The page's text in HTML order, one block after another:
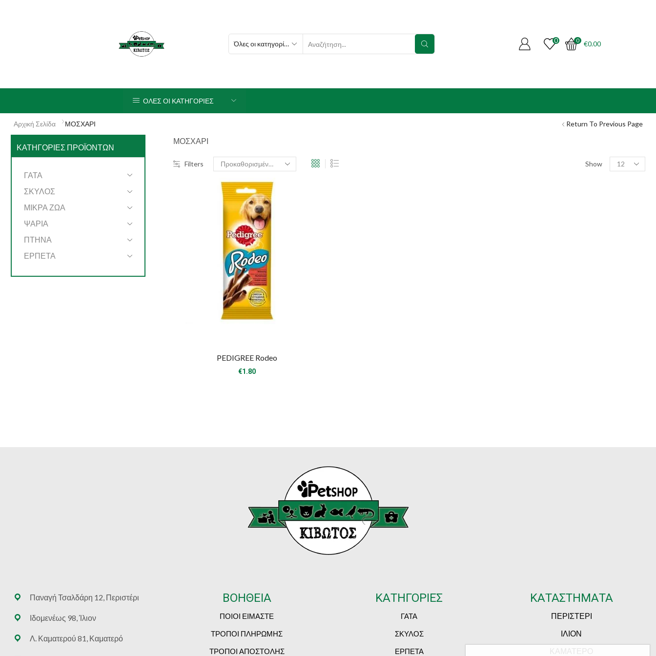
SEARCH
0 0 €0.00
ΟΛΕΣ ΟΙ ΚΑΤΗΓΟΡΙΕΣ
Αρχική Σελίδα ΜΟΣΧΑΡΙ Return To Previous Page
ΜΟΣΧΑΡΙ
Filters Show
Products
per
PEDIGREE Rodeo
€1.80
ΚΑΤΗΓΟΡΊΕΣ ΠΡΟΪΌΝΤΩΝ
ΓΑΤΑ
ΣΚΥΛΟΣ
ΜΙΚΡΑ ΖΩΑ
ΨΑΡΙΑ
ΠΤΗΝΑ
ΕΡΠΕΤΑ
Παναγή Τσαλδάρη 12, Περιστέρι
Ιδομενέως 98, Ίλιον
Λ. Καματερού 81, Καματερό
ΒΟΗΘΕΙΑ
ΠΟΙΟΙ ΕΙΜΑΣΤΕ
ΤΡΟΠΟΙ ΠΛΗΡΩΜΗΣ
ΤΡΟΠΟΙ ΑΠΟΣΤΟΛΗΣ
ΚΑΤΗΓΟΡΙΕΣ
ΓΑΤΑ
ΣΚΥΛΟΣ
ΕΡΠΕΤΑ
ΚΑΤΑΣΤΗΜΑΤΑ
ΠΕΡΙΣΤΕΡΙ
ΙΛΙΟΝ